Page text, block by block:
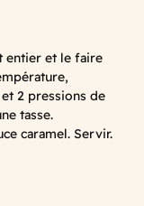
entier et le faire
2 pressions de
tasse.
caramel. Servir.